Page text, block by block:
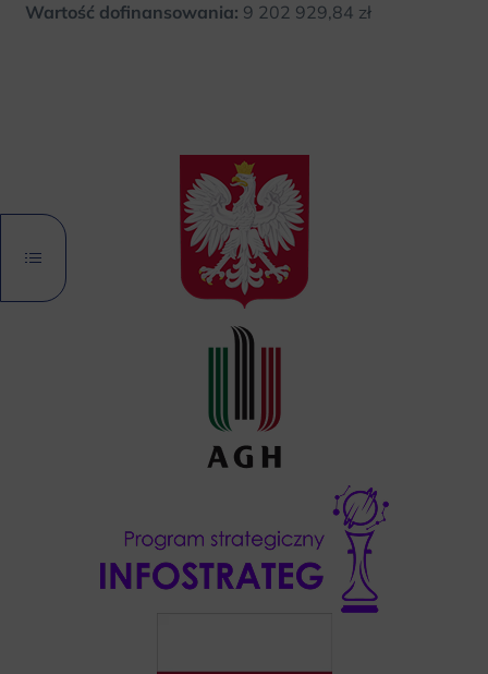
Wartość dofinansowania: 9 202 929,84 zł